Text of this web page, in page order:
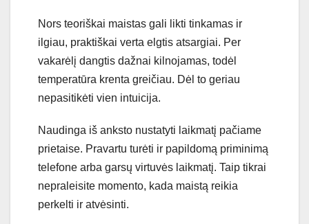
Nors teoriškai maistas gali likti tinkamas ir
ilgiau, praktiškai verta elgtis atsargiai. Per
vakarėlį dangtis dažnai kilnojamas, todėl
temperatūra krenta greičiau. Dėl to geriau
nepasitikėti vien intuicija.
Naudinga iš anksto nustatyti laikmatį pačiame
prietaise. Pravartu turėti ir papildomą priminimą
telefone arba garsų virtuvės laikmatį. Taip tikrai
nepraleisite momento, kada maistą reikia
perkelti ir atvėsinti.